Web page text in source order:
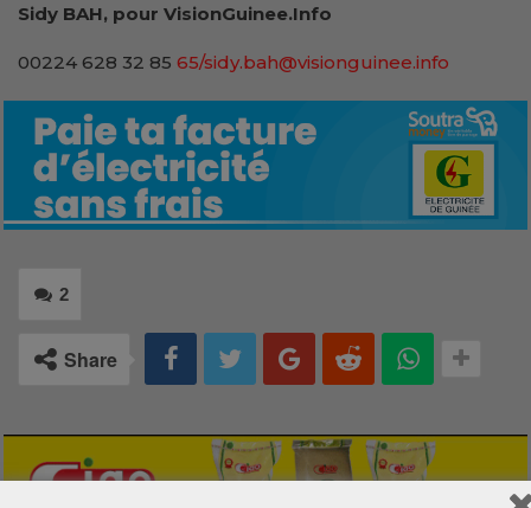
Sidy BAH, pour VisionGuinee.Info
00224 628 32 85 65/sidy.bah@visionguinee.info
2
Share